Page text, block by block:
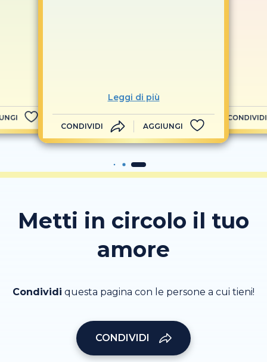
Leggi di più
CONDIVIDI AGGIUNGI
CONDIVIDI
Metti in circolo il tuo
amore
Condividi questa pagina con le persone a cui tieni!
CONDIVIDI